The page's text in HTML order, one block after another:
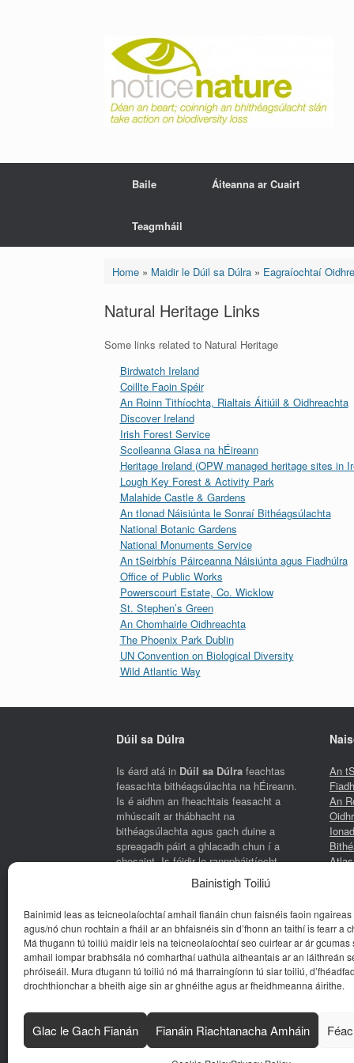
Bainistigh Toiliú
Bainimid leas as teicneolaíochtaí amhail fianáin chun faisnéis faoin ngaireas
agus/nó chun rochtain a fháil ar an bhfaisnéis sin d’fhonn an taithí is fearr a
Má thugann tú toiliú maidir leis na teicneolaíochtaí seo cuirfear ar ár gcumas
amhail iompar brabhsála nó comharthaí uathúla aitheantais ar an láithreán
phróiseáil. Mura dtugann tú toiliú nó má tharraingíonn tú siar toiliú,
drochthionchar a bheith aige sin ar ghnéithe agus ar fheidhmeanna áirithe.
Glac le Gach Fianán Fianáin Riachtanacha Amháin
Baile Áiteanna ar Cuairt
Teagmháil
Home» Maidir le Dúil sa Dúlra» Eagraíochtaí
Natural Heritage Links
Some links related to Natural Heritage
Birdwatch Ireland
Coillte Faoin Spéir
An Roinn Tithíochta, Rialtais Áitiúil & Oidhreachta
Discover Ireland
Irish Forest Service
Scoileanna Glasa na hÉireann
Heritage Ireland (OPW managed heritage sites in
Lough Key Forest & Activity Park
Malahide Castle & Gardens
An tIonad Náisiúnta le Sonraí Bithéagsúlachta
National Botanic Gardens
National Monuments Service
An tSeirbhís Páirceanna Náisiúnta agus Fiadhúlra
Office of Public Works
Powerscourt Estate, Co. Wicklow
St. Stephen’s Green
An Chomhairle Oidhreachta
The Phoenix Park Dublin
UN Convention on Biological Diversity
Wild Atlantic Way
Dúil sa Dúlra
Is éard atá in Dúil sa Dúlra feachtas
feasachta bithéagsúlachta na hÉireann.
Is é aidhm an fheachtais feasacht a
mhúscailt ar thábhacht na
bithéagsúlachta agus gach duine a
spreagadh páirt a ghlacadh chun í a
chosaint. Is féidir le rannpháirtíocht
dhearfach lenár n-oidhreacht nádúrtha
agus leis an iliomad acmhainní atá ar fáil
Náisiúnta, cosáin siúlóide agus
Tearmainn Dúlra, cuidiú le stop a chur
leis an damáiste atá á dhéanamh do
phlandaí agus ainmhithe na tíre, agus do
na gnáthóga ina bhfuil siad ina gcónaí.
An
An
An
Ná
© 2026An Roinn Tithíochta, Rialtais Áitiúil agus